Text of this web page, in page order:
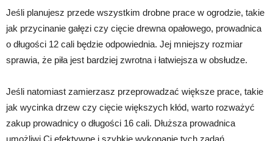
Jeśli planujesz przede wszystkim drobne prace w ogrodzie, takie
jak przycinanie gałęzi czy cięcie drewna opałowego, prowadnica
o długości 12 cali będzie odpowiednia. Jej mniejszy rozmiar
sprawia, że piła jest bardziej zwrotna i łatwiejsza w obsłudze.
Jeśli natomiast zamierzasz przeprowadzać większe prace, takie
jak wycinka drzew czy cięcie większych kłód, warto rozważyć
zakup prowadnicy o długości 16 cali. Dłuższa prowadnica
umożliwi Ci efektywne i szybkie wykonanie tych zadań.